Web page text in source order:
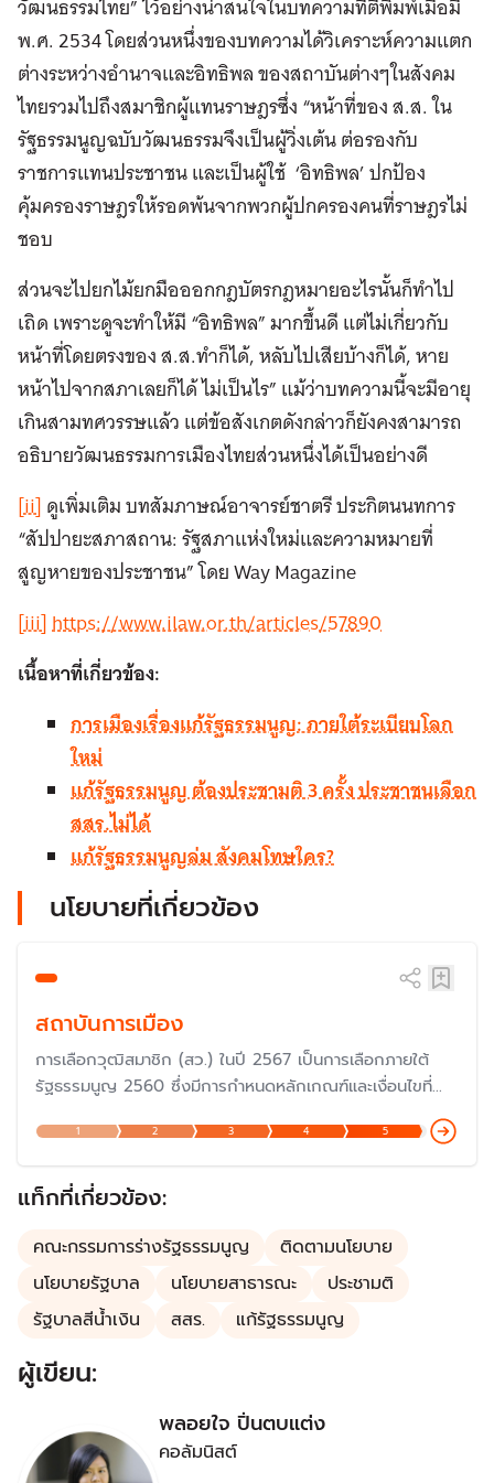
วัฒนธรรมไทย” ไว้อย่างน่าสนใจในบทความที่ตีพิมพ์เมื่อมี
พ.ศ. 2534 โดยส่วนหนึ่งของบทความได้วิเคราะห์ความแตก
ต่างระหว่างอำนาจและอิทธิพล ของสถาบันต่างๆในสังคม
ไทยรวมไปถึงสมาชิกผู้แทนราษฎรซึ่ง “หน้าที่ของ ส.ส. ใน
รัฐธรรมนูญฉบับวัฒนธรรมจึงเป็นผู้วิ่งเต้น ต่อรองกับ
ราชการแทนประชาชน และเป็นผู้ใช้ ‘อิทธิพล’ ปกป้อง
คุ้มครองราษฎรให้รอดพ้นจากพวกผู้ปกครองคนที่ราษฎรไม่
ชอบ
ส่วนจะไปยกไม้ยกมือออกกฎบัตรกฎหมายอะไรนั้นก็ทำไป
เถิด เพราะดูจะทำให้มี “อิทธิพล” มากขึ้นดี แต่ไม่เกี่ยวกับ
หน้าที่โดยตรงของ ส.ส.ทำก็ได้, หลับไปเสียบ้างก็ได้, หาย
หน้าไปจากสภาเลยก็ได้ ไม่เป็นไร” แม้ว่าบทความนี้จะมีอายุ
เกินสามทศวรรษแล้ว แต่ข้อสังเกตดังกล่าวก็ยังคงสามารถ
อธิบายวัฒนธรรมการเมืองไทยส่วนหนึ่งได้เป็นอย่างดี
[ii]ดูเพิ่มเติม บทสัมภาษณ์อาจารย์ชาตรี ประกิตนนทการ
“สัปปายะสภาสถาน: รัฐสภาแห่งใหม่และความหมายที่
สูญหายของประชาชน” โดย Way Magazine
[iii]https://www.ilaw.or.th/articles/57890
เนื้อหาที่เกี่ยวข้อง:
การเมืองเรื่องแก้รัฐธรรมนูญ: ภายใต้ระเบียบโลก
ใหม่
แก้รัฐธรรมนูญ ต้องประชามติ 3 ครั้ง ประชาชนเลือก
สสร.ไม่ได้
แก้รัฐธรรมนูญล่ม สังคมโทษใคร?
นโยบายที่เกี่ยวข้อง
สถาบันการเมือง
การเลือกวุฒิสมาชิก (สว.) ในปี 2567 เป็นการเลือกภายใต้
รัฐธรรมนูญ 2560 ซึ่งมีการกำหนดหลักเกณฑ์และเงื่อนไขที่
แตกต่างไปจากรัฐธรรมนูญก่อนหน้านั้น แม้ว่าจะมีเจตนารมณ์
เพื่อให้มีวุฒิสมาชิกที่มีความรู้ความสามารถอย่างแท้จริง แต่ก็
ถูกวิพากษ์วิจารณ์ค่อนข้างมากในเรื่องของกฏกติกาในการ
เลือกตั้ง เพราะเป็นการเลือกโดยผู้สมัคร
1 2 3 4 5
แท็กที่เกี่ยวข้อง:
คณะกรรมการร่างรัฐธรรมนูญ
ติดตามนโยบาย
นโยบายรัฐบาล
นโยบายสาธารณะ
ประชามติ
รัฐบาลสีน้ำเงิน
สสร. แก้รัฐธรรมนูญ
ผู้เขียน:
พลอยใจ ปิ่นตบแต่ง
คอลัมนิสต์